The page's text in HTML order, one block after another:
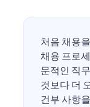
처음 채용
채용 프로
문적인 직
것보다 더
건부 사항